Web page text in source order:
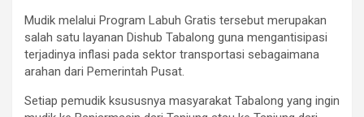
Mudik melalui Program Labuh Gratis tersebut merupakan
salah satu layanan Dishub Tabalong guna mengantisipasi
terjadinya inflasi pada sektor transportasi sebagaimana
arahan dari Pemerintah Pusat.
Setiap pemudik ksususnya masyarakat Tabalong yang ingin